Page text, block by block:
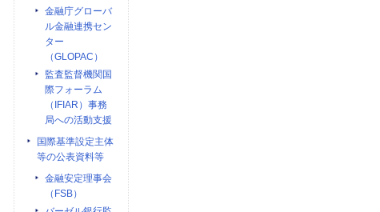
金融庁グローバ
ル金融連携セン
ター
（GLOPAC）
監査監督機関国
際フォーラム
（IFIAR）事務
局への活動支援
国際基準設定主体
等の公表資料等
金融安定理事会
（FSB）